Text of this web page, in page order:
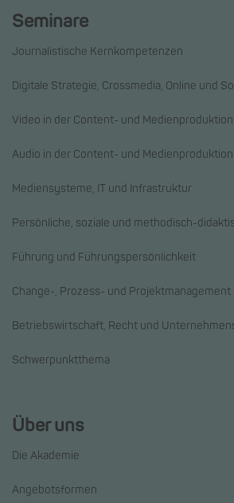
Seminare
Journalistische Kernkompetenzen
Digitale Strategie, Crossmedia, Online und
Video in der Content- und Medienproduktion
Audio in der Content- und Medienproduktion
Mediensysteme, IT und Infrastruktur
Persönliche, soziale und methodisch-
Führung und Führungspersönlichkeit
Change-, Prozess- und Projektmanagement
Betriebswirtschaft, Recht und
Schwerpunktthema
Über uns
Die Akademie
Angebotsformen